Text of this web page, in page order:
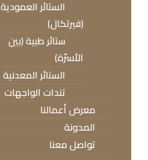
الستائر العمودية
(فيرتكال)
ستائر طبية (بين
الأسرّة)
الستائر المعدنية
تندات الواجهات
معرض أعمالنا
المدونة
تواصل معنا